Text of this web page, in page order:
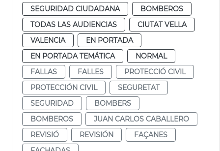
SEGURIDAD CIUDADANA
BOMBEROS
TODAS LAS AUDIENCIAS
CIUTAT VELLA
VALENCIA
EN PORTADA
EN PORTADA TEMÁTICA
NORMAL
FALLAS
FALLES
PROTECCIÓ CIVIL
PROTECCIÓN CIVIL
SEGURETAT
SEGURIDAD
BOMBERS
BOMBEROS
JUAN CARLOS CABALLERO
REVISIÓ
REVISIÓN
FAÇANES